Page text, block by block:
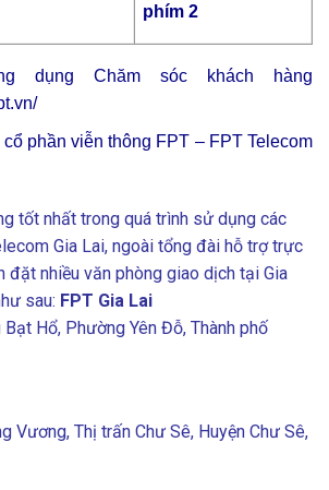
phím 2
dụng Chăm sóc khách hàng
phần viễn thông FPT – FPT Telecom
tốt nhất trong quá trình sử dụng các
Gia Lai, ngoài tổng đài hỗ trợ trực
đặt nhiều văn phòng giao dịch tại Gia
sau: FPT Gia Lai
Hổ, Phường Yên Đỗ, Thành phố
Vương, Thị trấn Chư Sê, Huyện Chư Sê,